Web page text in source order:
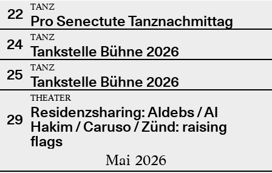
22
TANZ
Pro Senectute Tanznachmittag
24
TANZ
Tankstelle Bühne 2026
25
TANZ
Tankstelle Bühne 2026
29
THEATER
Residenzsharing: Aldebs / Al
Hakim / Caruso / Zünd: raising
flags
Mai 2026